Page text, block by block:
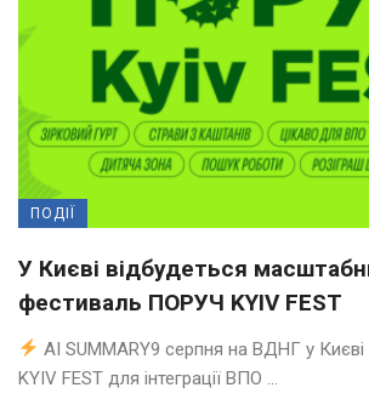
ПОДІЇ
У Києві відбудеться
фестиваль ПОРУЧ KYIV FEST
AI SUMMARY9 серпня на ВДНГ у
KYIV FEST для інтеграції ВПО ...